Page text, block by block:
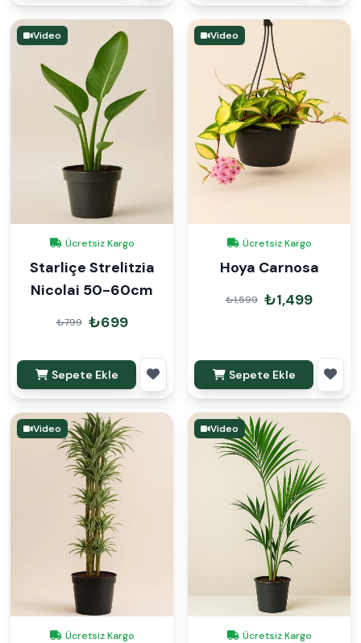
Video
Ücretsiz Kargo
Starliçe Strelitzia
Nicolai 50-60cm
₺799 ₺699
Sepete Ekle
Video
Ücretsiz Kargo
Hoya Carnosa
₺1,599 ₺1,499
Sepete Ekle
Video
Ücretsiz Kargo
Video
Ücretsiz Kargo